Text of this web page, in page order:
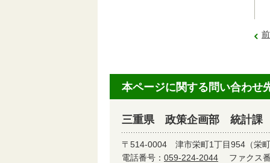
本ページに関する問い合わせ
三重県 政策企画部 統計課
〒514-0004 津市栄町1丁目954（栄
電話番号： 059-224-2044 ファクス